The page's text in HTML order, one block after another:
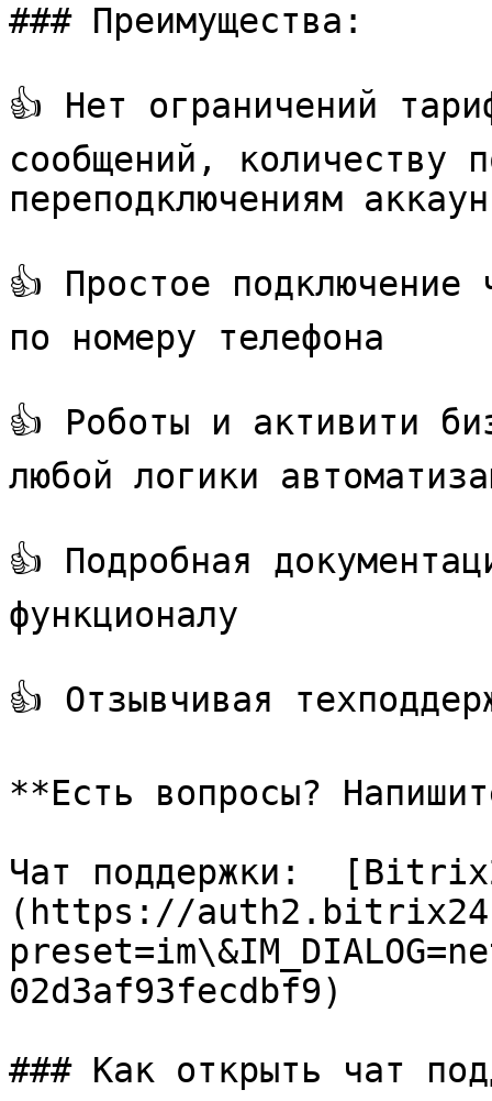
### Преимущества:
👍 Нет ограничений
сообщений, количеству
переподключениям
👍 Простое подключение
по номеру телефона
👍 Роботы и активити
любой логики
👍 Подробная
функционалу
👍 Отзывчивая
**Есть вопросы?
Чат поддержки:
(https://
02d3af93fecdbf9)
### Как открыть чат